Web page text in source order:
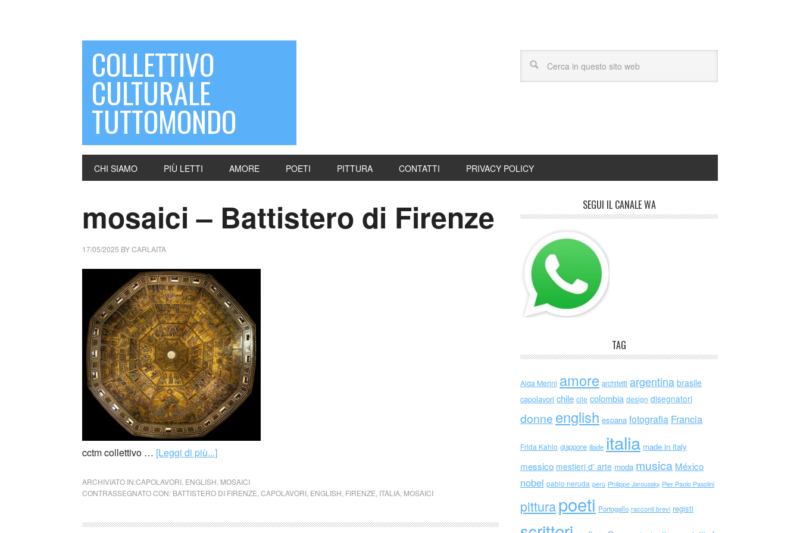
COLLETTIVO
CULTURALE
TUTTOMONDO
CHI SIAMO PIÙ LETTI AMORE POETI PITTURA CONTATTI PRIVACY POLICY
mosaici – Battistero di Firenze
17/05/2025 BYCARLAITA
cctm collettivo … [Leggi di più...]
ARCHIVIATO IN:CAPOLAVORI ENGLISH MOSAICI
CONTRASSEGNATO CON: BATTISTERO DI FIRENZE CAPOLAVORI ENGLISH FIRENZE ITALIA MOSAICI
SEGUI IL CANALE WA
TAG
Alda Merini amore architetti argentina brasile
capolavori chile cile colombia design disegnatori
donne english espana fotografia Francia
Frida Kahlo giappone iliade italia made in italy
messico mestieri d' arte moda musica México
nobel pablo neruda perù Philippe Jaroussky Pier Paolo Pasolini
pitturapoeti Portogallo racconti brevi registi